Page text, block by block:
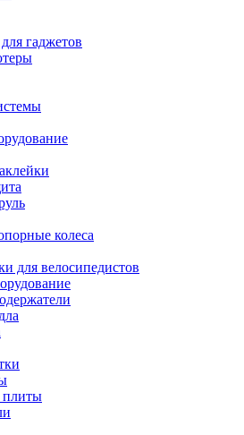
гаджетов
колеса
для велосипедистов